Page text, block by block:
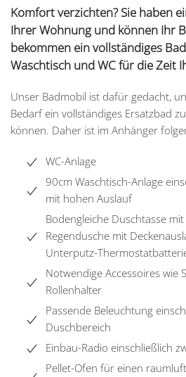
Komfort verzichten? Sie haben
Ihrer Wohnung und können Ihr
bekommen ein vollständiges
Waschtisch und WC für die Zeit
Unser Badmobil ist dafür gedacht,
Bedarf ein vollständiges Ersatzbad
können. Daher ist im Anhänger
WC-Anlage
90cm Waschtisch-Anlage
mit hohen Auslauf
Bodengleiche Duschtasse
Regendusche mit
Unterputz-
Notwendige Accessoires wie
Rollenhalter
Passende Beleuchtung
Duschbereich
Einbau-Radio einschließlich
Pellet-Ofen für einen